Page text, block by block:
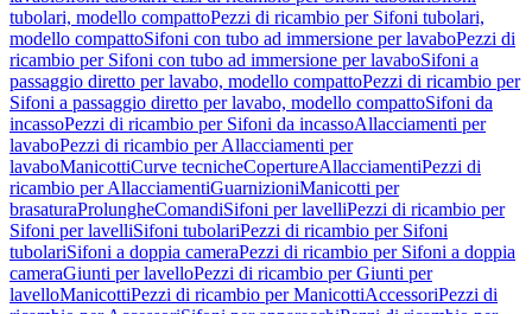
tubolari, modello compattoPezzi di ricambio per Sifoni tubolari,
modello compattoSifoni con tubo ad immersione per lavaboPezzi di
ricambio per Sifoni con tubo ad immersione per lavaboSifoni a
passaggio diretto per lavabo, modello compattoPezzi di ricambio per
Sifoni a passaggio diretto per lavabo, modello compattoSifoni da
incassoPezzi di ricambio per Sifoni da incassoAllacciamenti per
lavaboPezzi di ricambio per Allacciamenti per
lavaboManicottiCurve tecnicheCopertureAllacciamentiPezzi di
ricambio per AllacciamentiGuarnizioniManicotti per
brasaturaProlungheComandiSifoni per lavelliPezzi di ricambio per
Sifoni per lavelliSifoni tubolariPezzi di ricambio per Sifoni
tubolariSifoni a doppia cameraPezzi di ricambio per Sifoni a doppia
cameraGiunti per lavelloPezzi di ricambio per Giunti per
lavelloManicottiPezzi di ricambio per ManicottiAccessoriPezzi di